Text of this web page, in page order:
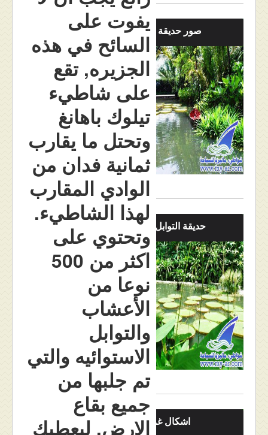
يفوت على
السائح في هذه
الجزيره, تقع
على شاطيء
تيلوك باهانغ
وتحتل ما يقارب
ثمانية فدان من
الوادي المقارب
لهذا الشاطيء.
وتحتوي على
اكثر من 500
نوعا من
الأعشاب
والتوابل
الاستوائيه والتي
تم جلبها من
جميع بقاع
الارض, ليعطيك
صور حديقة التوابل
حديقة التوابل بالصور
اشكال غريبه